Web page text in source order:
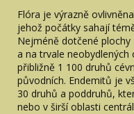
Flóra je výrazně
jehož počátky sahají
Nejméně dotčené
a na trvale
přibližně 1 100 druhů
původních. Endemitů je
30 druhů a poddruhů,
nebo v širší oblasti